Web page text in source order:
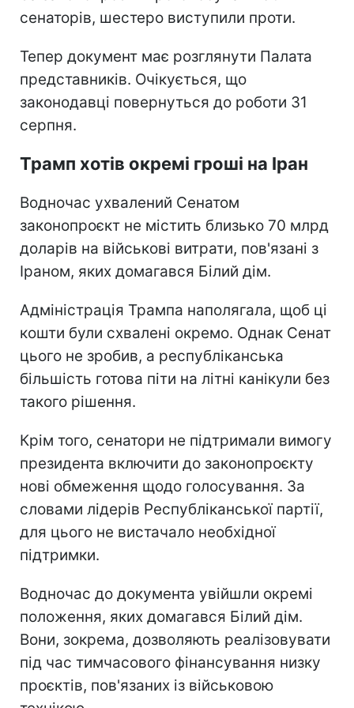
сенаторів, шестеро виступили проти.
Тепер документ має розглянути Палата
представників. Очікується, що
законодавці повернуться до роботи 31
серпня.
Трамп хотів окремі гроші на Іран
Водночас ухвалений Сенатом
законопроєкт не містить близько 70 млрд
доларів на військові витрати, пов'язані з
Іраном, яких домагався Білий дім.
Адміністрація Трампа наполягала, щоб ці
кошти були схвалені окремо. Однак Сенат
цього не зробив, а республіканська
більшість готова піти на літні канікули без
такого рішення.
Крім того, сенатори не підтримали вимогу
президента включити до законопроєкту
нові обмеження щодо голосування. За
словами лідерів Республіканської партії,
для цього не вистачало необхідної
підтримки.
Водночас до документа увійшли окремі
положення, яких домагався Білий дім.
Вони, зокрема, дозволяють реалізовувати
під час тимчасового фінансування низку
проєктів, пов'язаних із військовою